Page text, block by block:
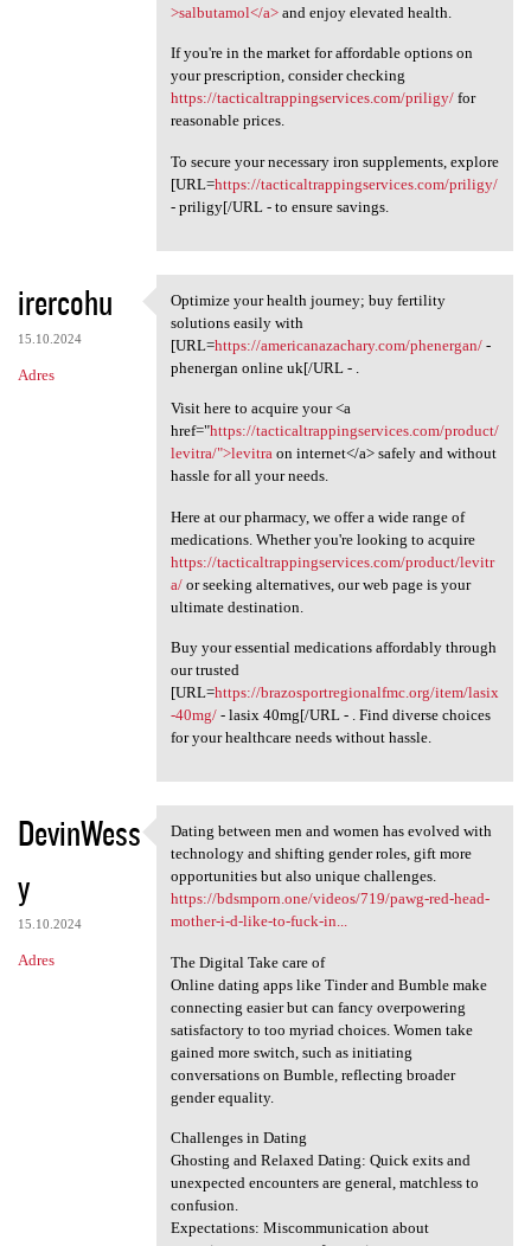
>salbutamol</a>and enjoy elevated health.
If you're in the market for affordable options on
your prescription, consider checking
https://tacticaltrappingservices.com/priligy/for
reasonable prices.
To secure your necessary iron supplements, explore
[URL=https://tacticaltrappingservices.com/priligy/
- priligy[/URL - to ensure savings.
irercohu
15.10.2024
Adres
Optimize your health journey;
Optimize your health journey; buy fertility
solutions easily with
[URL=https://americanazachary.com/phenergan/-
phenergan online uk[/URL - .
Visit here to acquire your <a
href="https://tacticaltrappingservices.com/product/
levitra/">levitraon internet</a> safely and without
hassle for all your needs.
Here at our pharmacy, we offer a wide range of
medications. Whether you're looking to acquire
https://tacticaltrappingservices.com/product/levitr
a/or seeking alternatives, our web page is your
ultimate destination.
Buy your essential medications affordably through
our trusted
[URL=https://brazosportregionalfmc.org/item/lasix
-40mg/- lasix 40mg[/URL - . Find diverse choices
for your healthcare needs without hassle.
DevinWess
y
15.10.2024
Adres
Dating between men and women
Dating between men and women has evolved with
technology and shifting gender roles, gift more
opportunities but also unique challenges.
https://bdsmporn.one/videos/719/pawg-red-head-
mother-i-d-like-to-fuck-in...
The Digital Take care of
Online dating apps like Tinder and Bumble make
connecting easier but can fancy overpowering
satisfactory to too myriad choices. Women take
gained more switch, such as initiating
conversations on Bumble, reflecting broader
gender equality.
Challenges in Dating
Ghosting and Relaxed Dating: Quick exits and
unexpected encounters are general, matchless to
confusion.
Expectations: Miscommunication about